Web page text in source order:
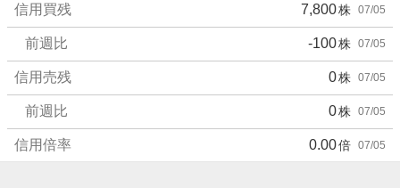
信用買残 7,800株 07/05
前週比 -100株 07/05
信用売残 0株 07/05
前週比 0株 07/05
信用倍率 0.00倍 07/05